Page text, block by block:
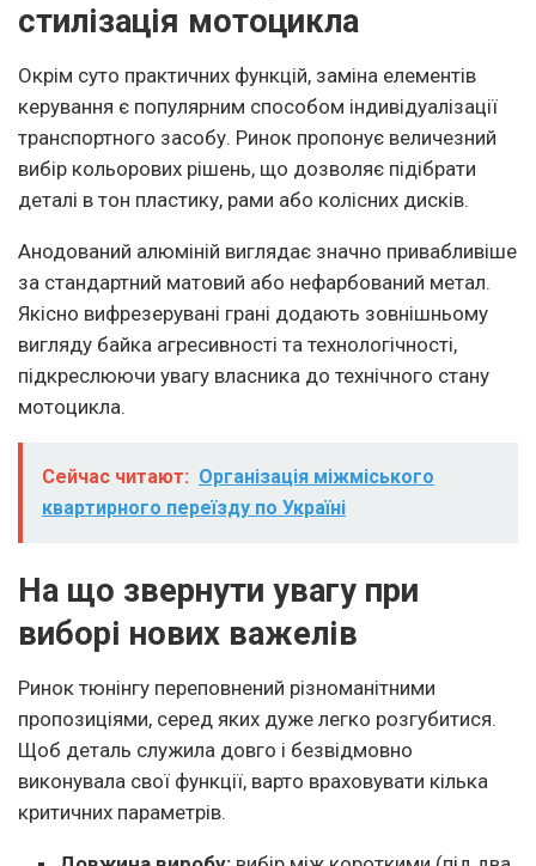
стилізація мотоцикла
Окрім суто практичних функцій, заміна елементів
керування є популярним способом індивідуалізації
транспортного засобу. Ринок пропонує величезний
вибір кольорових рішень, що дозволяє підібрати
деталі в тон пластику, рами або колісних дисків.
Анодований алюміній виглядає значно привабливіше
за стандартний матовий або нефарбований метал.
Якісно вифрезерувані грані додають зовнішньому
вигляду байка агресивності та технологічності,
підкреслюючи увагу власника до технічного стану
мотоцикла.
Сейчас читают: Організація міжміського
квартирного переїзду по Україні
На що звернути увагу при
виборі нових важелів
Ринок тюнінгу переповнений різноманітними
пропозиціями, серед яких дуже легко розгубитися.
Щоб деталь служила довго і безвідмовно
виконувала свої функції, варто враховувати кілька
критичних параметрів.